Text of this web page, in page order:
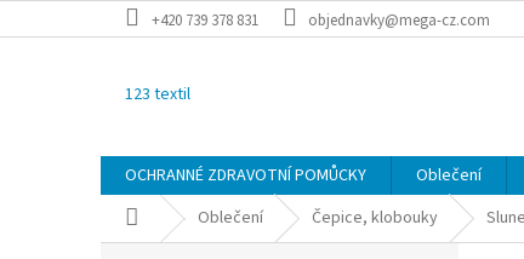
na
+420 739 378 831 objednavky@mega-cz.com
123 textil
OCHRANNÉ ZDRAVOTNÍ POMŮCKY Oblečení
Domů Oblečení Čepice, klobouky